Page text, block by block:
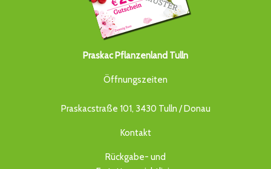
Praskac Pflanzenland Tulln
Öffnungszeiten
Praskacstraße 101, 3430 Tulln / Donau
Kontakt
Rückgabe- und